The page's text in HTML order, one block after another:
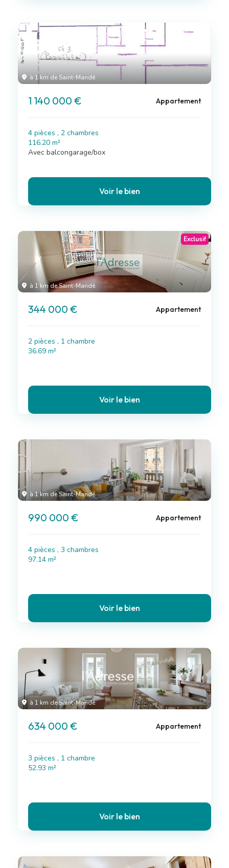
à 1 km de Saint-Mandé
1 140 000 € Appartement
4 pièces , 2 chambres
116.20 m²
Avec balcongarage/box
Voir le bien
à 1 km de Saint-Mandé
Exclusif
344 000 € Appartement
2 pièces , 1 chambre
36.69 m²
Voir le bien
à 1 km de Saint-Mandé
990 000 € Appartement
4 pièces , 3 chambres
97.14 m²
Voir le bien
à 1 km de Saint-Mandé
634 000 € Appartement
3 pièces , 1 chambre
52.93 m²
Voir le bien